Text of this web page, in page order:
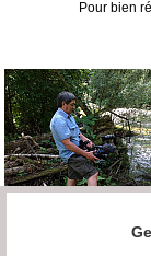
Pour bien